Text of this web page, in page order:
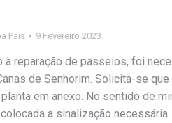
Pais 9 Fevereiro 2023
reparação de passeios, foi
de Senhorim. Solicita-se
em anexo. No sentido de
a sinalização necessária.